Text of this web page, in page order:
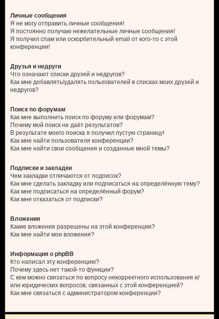
Личные сообщения
Я не могу отправить личные сообщения!
Я постоянно получаю нежелательные личные сообщения!
Я получил спам или оскорбительный email от кого-то с этой
конференции!
Друзья и недруги
Что означают списки друзей и недругов?
Как мне добавлять/удалять пользователей в списках моих друзей и
недругов?
Поиск по форумам
Как мне выполнить поиск по форуму или форумам?
Почему мой поиск не даёт результатов?
В результате моего поиска я получил пустую страницу!
Как мне найти пользователя конференции?
Как мне найти свои сообщения и созданные мной темы?
Подписки и закладки
Чем закладки отличаются от подписок?
Как мне сделать закладку или подписаться на определённую тему?
Как мне подписаться на определённый форум?
Как мне отказаться от подписки?
Вложения
Какие вложения разрешены на этой конференции?
Как мне найти мои вложения?
Информация о phpBB
Кто написал эту конференцию?
Почему здесь нет такой-то функции?
С кем можно связаться по вопросу некорректного использования и/
или юридических вопросов, связанных с этой конференцией?
Как мне связаться с администратором конференции?